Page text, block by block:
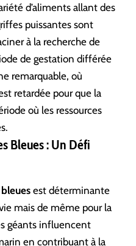
d’aliments allant des
puissantes sont
à la recherche de
de gestation différée
remarquable, où
retardée pour que la
où les ressources
Bleues : Un Défi
est déterminante
mais de même pour la
géants influencent
en contribuant à la